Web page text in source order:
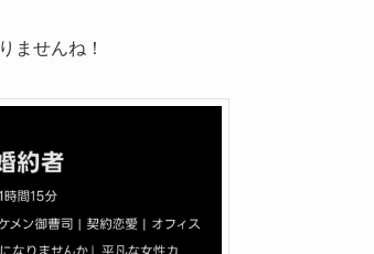
ませんね！